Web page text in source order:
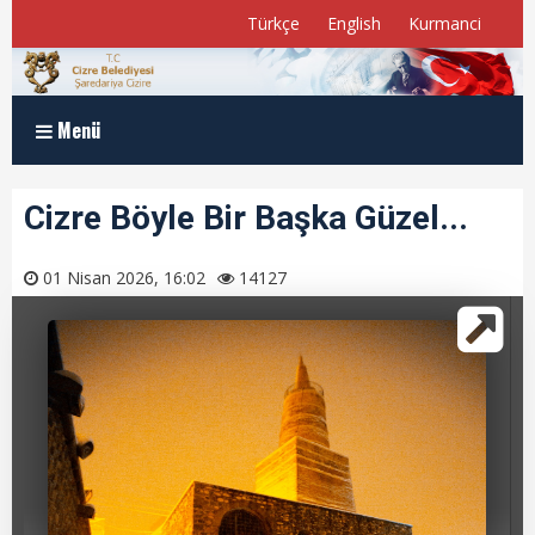
Türkçe English Kurmanci
Menü
Müdürlükler
Program ve Raporlar
Meclis Üyelerimiz
E-Belediye
Cizre Böyle Bir Başka Güzel...
01 Nisan 2026, 16:02 14127